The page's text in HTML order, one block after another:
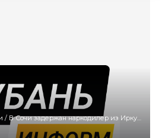
/ В Сочи задержан наркодилер из Иркутска